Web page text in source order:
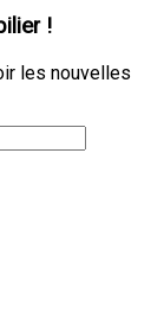
!
les nouvelles